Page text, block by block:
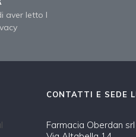
aver letto l
CONTATTI E SEDE
Farmacia Oberdan srl